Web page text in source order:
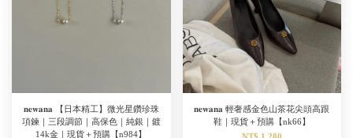
𝐧𝐞𝐰𝐚𝐧𝐚 【日本精工】微光星鑽珍珠
項鍊｜三段調節｜高保色｜純銀｜鍍
14k金｜現貨＋預購【n984】
𝐧𝐞𝐰𝐚𝐧𝐚 輕奢感金色山茶花尖頭高跟
鞋｜現貨＋預購【nk66】